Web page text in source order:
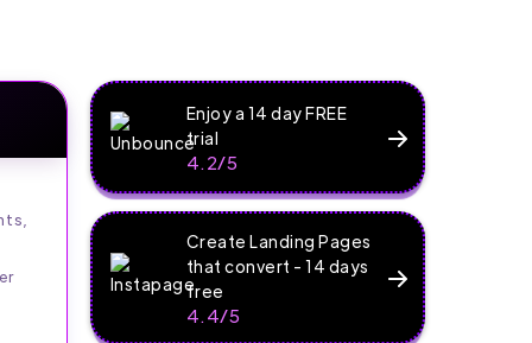
Enjoy a 14 day FREE
trial
4.2/5
Create Landing Pages
that convert - 14 days
free
4.4/5